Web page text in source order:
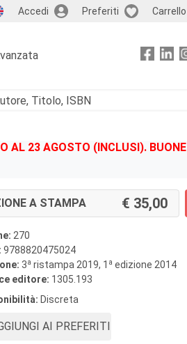
Accedi Preferiti Carrello
AL 23 AGOSTO (INCLUSI). BUONE
A STAMPA 35,00
270
9788820475024
3a ristampa 2019, 1 a edizione 2014
editore: 1305.193
Discreta
AI PREFERITI